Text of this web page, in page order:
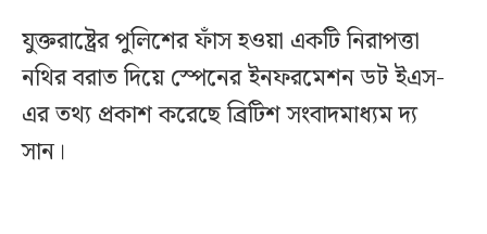
যুক্তরাষ্ট্রের পুলিশের ফাঁস হওয়া একটি নিরাপত্তা
নথির বরাত দিয়ে স্পেনের ইনফরমেশন ডট ইএস-
এর তথ্য প্রকাশ করেছে ব্রিটিশ সংবাদমাধ্যম দ্য
সান।